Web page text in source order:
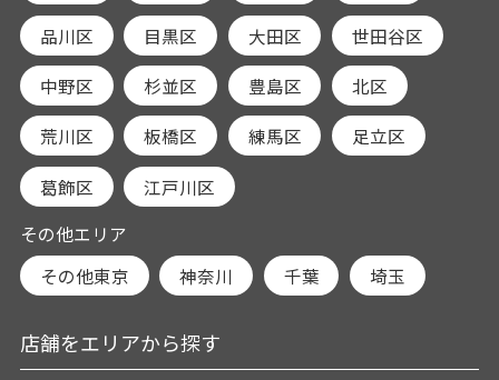
品川区 目黒区 大田区 世田谷区
中野区 杉並区 豊島区 北区
荒川区 板橋区 練馬区 足立区
葛飾区
江戸川区
その他エリア
その他東京
神奈川 千葉 埼玉
店舗をエリアから探す